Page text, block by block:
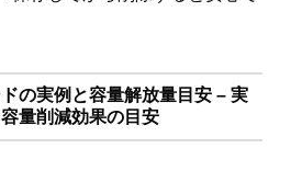
の実例と容量解放量目安 – 実
量削減効果の目安